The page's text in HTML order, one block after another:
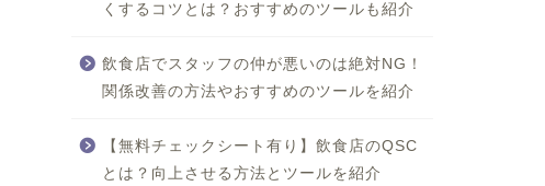
くするコツとは？おすすめのツールも紹介
飲食店でスタッフの仲が悪いのは絶対NG！
関係改善の方法やおすすめのツールを紹介
【無料チェックシート有り】飲食店のQSC
とは？向上させる方法とツールを紹介